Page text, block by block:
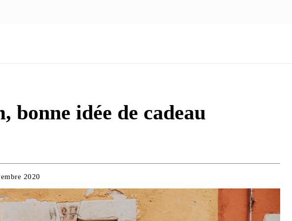
bonne idée de cadeau
2020